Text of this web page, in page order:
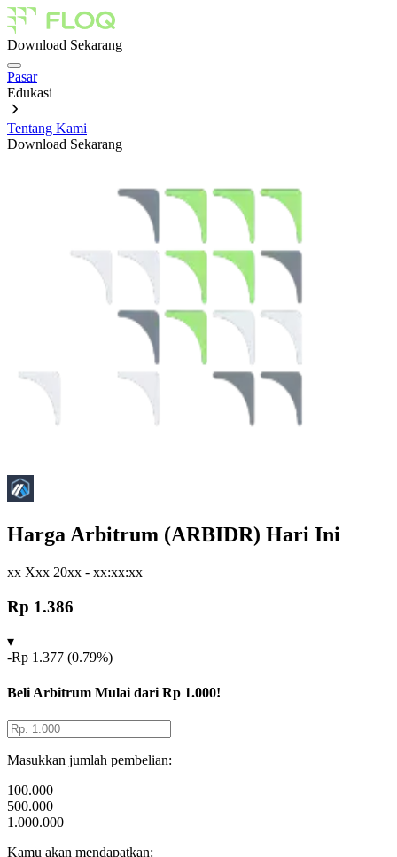
Download Sekarang
Pasar
Edukasi
Tentang Kami
Download Sekarang
Harga Arbitrum (ARBIDR) Hari Ini
xx Xxx 20xx - xx:xx:xx
Rp 1.386
▾
-Rp 1.377 (0.79%)
Beli Arbitrum Mulai dari Rp 1.000!
Masukkan jumlah pembelian:
100.000
500.000
1.000.000
Kamu akan mendapatkan: